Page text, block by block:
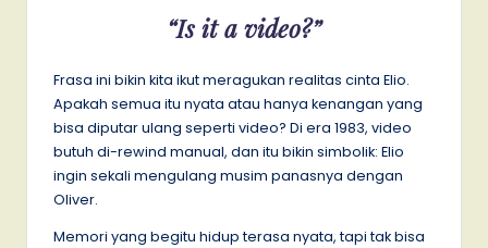
“Is it a video?”
Frasa ini bikin kita ikut meragukan realitas cinta Elio.
Apakah semua itu nyata atau hanya kenangan yang
bisa diputar ulang seperti video? Di era 1983, video
butuh di-rewind manual, dan itu bikin simbolik: Elio
ingin sekali mengulang musim panasnya dengan
Oliver.
Memori yang begitu hidup terasa nyata, tapi tak bisa